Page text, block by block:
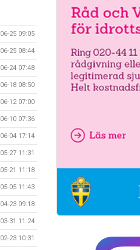
25 09:05
25 08:44
24 07:48
18 08:50
12 07:00
10 07:36
04 17:14
27 11:31
21 11:18
05 11:43
23 09:18
31 11:24
23 10:31